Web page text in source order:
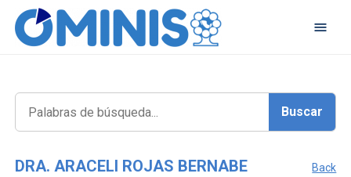
DRA. ARACELI ROJAS BERNABE Back